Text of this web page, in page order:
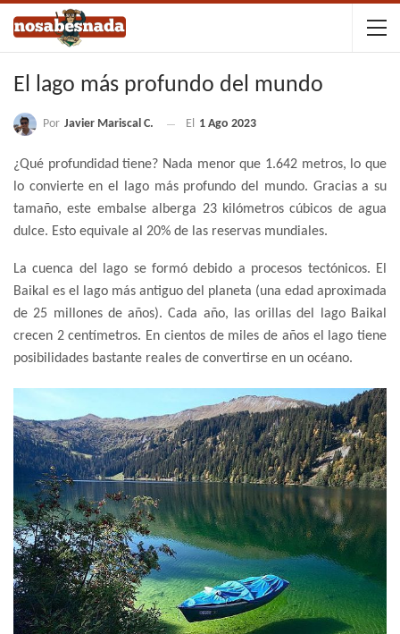
El lago más profundo del mundo
Por Javier Mariscal C. El 1 Ago 2023
¿Qué profundidad tiene? Nada menor que 1.642 metros, lo que
lo convierte en el lago más profundo del mundo. Gracias a su
tamaño, este embalse alberga 23 kilómetros cúbicos de agua
dulce. Esto equivale al 20% de las reservas mundiales.
La cuenca del lago se formó debido a procesos tectónicos. El
Baikal es el lago más antiguo del planeta (una edad aproximada
de 25 millones de años). Cada año, las orillas del lago Baikal
crecen 2 centímetros. En cientos de miles de años el lago tiene
posibilidades bastante reales de convertirse en un océano.